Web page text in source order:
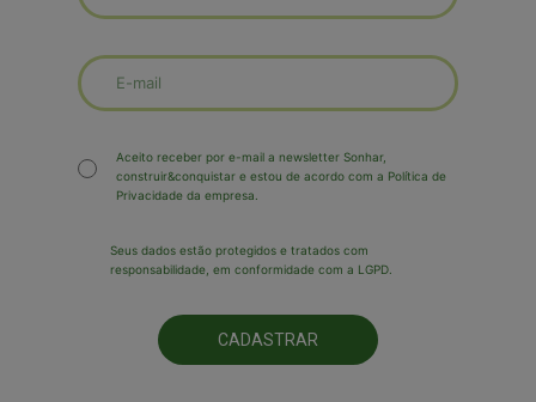
Aceito receber por e-mail a newsletter Sonhar,
construir&conquistar e estou de acordo com a Política de
Privacidade da empresa.
Seus dados estão protegidos e tratados com
responsabilidade, em conformidade com a LGPD.
CADASTRAR